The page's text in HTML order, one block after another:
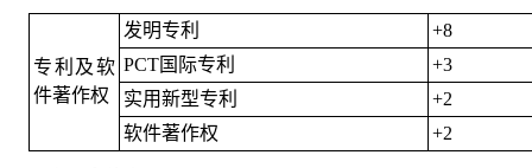
专利及软
件著作权
发明专利
+8
PCT国际专利
+3
实用新型专利
+2
软件著作权
+2